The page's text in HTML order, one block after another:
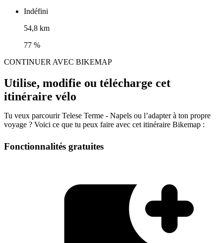
Indéfini
54,8 km
77 %
CONTINUER AVEC BIKEMAP
Utilise, modifie ou télécharge cet
itinéraire vélo
Tu veux parcourir Telese Terme - Napels ou l’adapter à ton propre
voyage ? Voici ce que tu peux faire avec cet itinéraire Bikemap :
Fonctionnalités gratuites